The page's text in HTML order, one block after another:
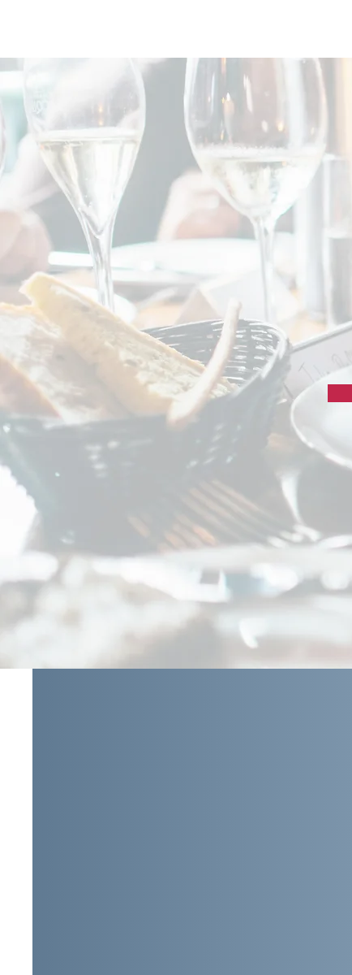
Den naturnära
sammankomst